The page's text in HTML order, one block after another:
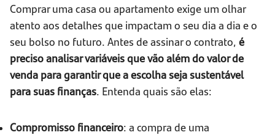
Comprar uma casa ou apartamento exige um olhar
atento aos detalhes que impactam o seu dia a dia e o
seu bolso no futuro. Antes de assinar o contrato, é
preciso analisar variáveis que vão além do valor de
venda para garantir que a escolha seja sustentável
para suas finanças. Entenda quais são elas:
Compromisso financeiro: a compra de uma